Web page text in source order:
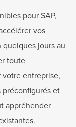
pour SAP,
vos
quelques jours au
toute
entreprise,
préconfigurés et
appréhender